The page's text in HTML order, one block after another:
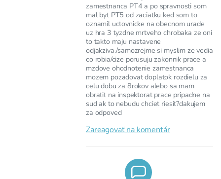
zamestnanca PT4 a po spravnosti som
mal byt PT5 od zaciatku ked som to
oznamil uctovnicke na obecnom urade
uz hra 3 tyzdne mrtveho chrobaka ze oni
to takto maju nastavene
odjakziva./samozrejme si myslim ze vedia
co robia/cize porusuju zakonnik prace a
mzdove ohodnotenie zamestnanca
mozem pozadovat doplatok rozdielu za
celu dobu za 8rokov alebo sa mam
obratit na inspektorat prace pripadne na
sud ak to nebudu chciet riesit?dakujem
za odpoved
Zareagovať na komentár